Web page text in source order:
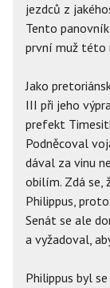
jezdců z
Tento
první muž této
Jako
III při jeho
prefekt
Podněcoval
dával za vinu
obilím. Zdá se,
Philippus,
Senát se ale
a vyžadoval,
Philippus byl